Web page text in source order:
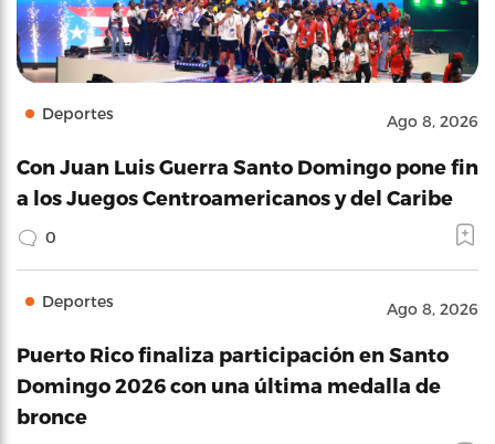
Deportes Ago 8, 2026
Con Juan Luis Guerra Santo Domingo pone fin
a los Juegos Centroamericanos y del Caribe
0
Deportes Ago 8, 2026
Puerto Rico finaliza participación en Santo
Domingo 2026 con una última medalla de
bronce